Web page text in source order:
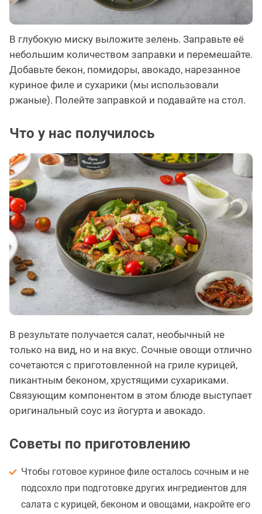
В глубокую миску выложите зелень. Заправьте её
небольшим количеством заправки и перемешайте.
Добавьте бекон, помидоры, авокадо, нарезанное
куриное филе и сухарики (мы использовали
ржаные). Полейте заправкой и подавайте на стол.
Что у нас получилось
В результате получается салат, необычный не
только на вид, но и на вкус. Сочные овощи отлично
сочетаются с приготовленной на гриле курицей,
пикантным беконом, хрустящими сухариками.
Связующим компонентом в этом блюде выступает
оригинальный соус из йогурта и авокадо.
Советы по приготовлению
Чтобы готовое куриное филе осталось сочным и не
подсохло при подготовке других ингредиентов для
салата с курицей, беконом и овощами, накройте его